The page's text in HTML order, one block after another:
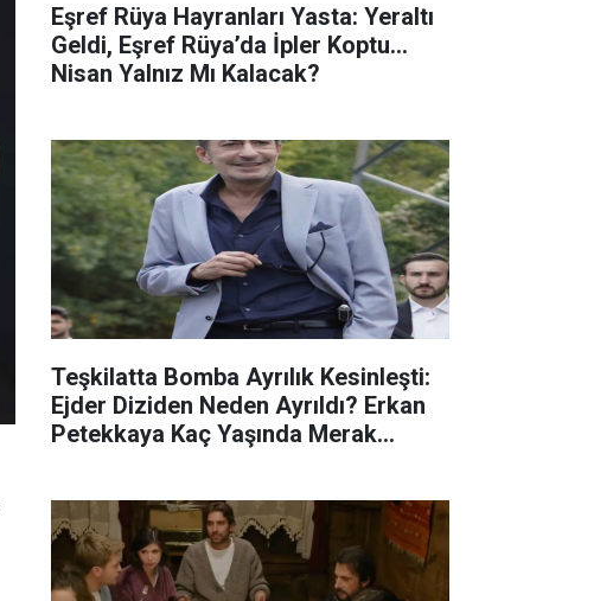
Eşref Rüya Hayranları Yasta: Yeraltı
Geldi, Eşref Rüya’da İpler Koptu...
Nisan Yalnız Mı Kalacak?
Teşkilatta Bomba Ayrılık Kesinleşti:
Ejder Diziden Neden Ayrıldı? Erkan
Petekkaya Kaç Yaşında Merak